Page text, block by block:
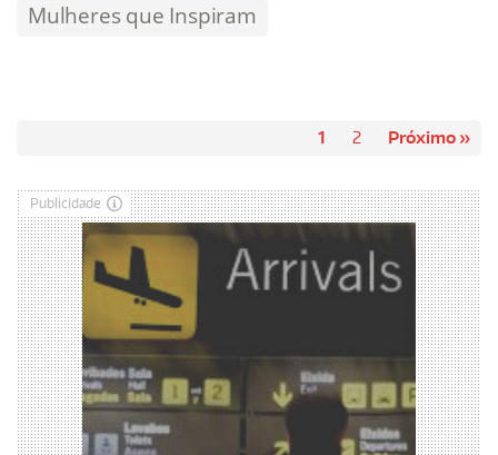
Mulheres que Inspiram
1 2 Próximo »
Publicidade